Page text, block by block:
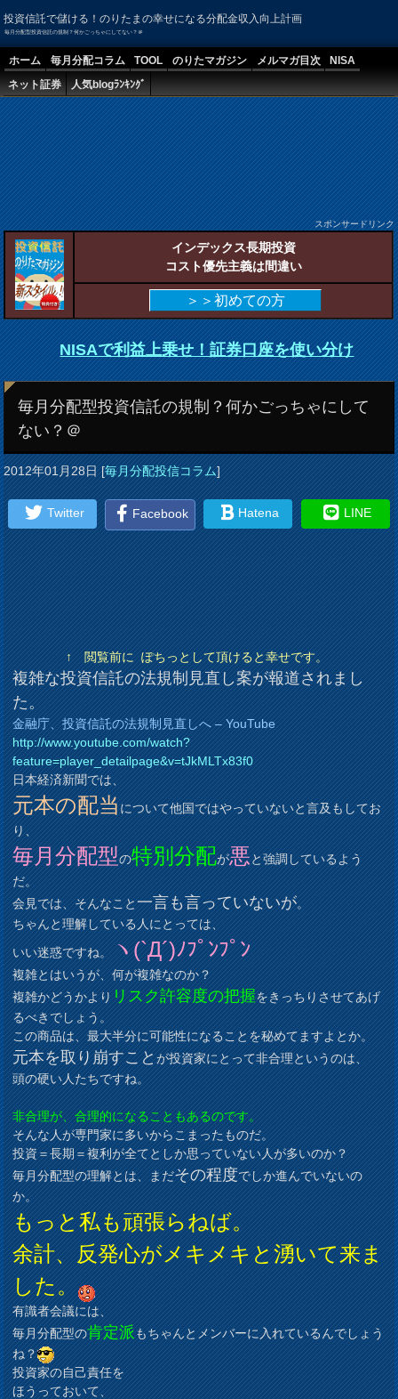
投資信託で儲ける！のりたまの幸せになる分配金収入向上計画
毎月分配型投資信託の規制？何かごっちゃにしてない？＠
ホーム 毎月分配コラム TOOL のりたマガジン メルマガ目次
NISA
ネット証券
人気blogﾗﾝｷﾝｸﾞ
スポンサードリンク
インデックス長期投資
コスト優先主義は間違い
＞＞初めての方
NISAで利益上乗せ！証券口座を使い分け
毎月分配型投資信託の規制？何かごっちゃにして
ない？＠
2012年01月28日[毎月分配投信コラム]
Twitter Facebook Hatena LINE
↑ 閲覧前に ぽちっとして頂けると幸せです。
複雑な投資信託の法規制見直し案が報道されまし
た。
金融庁、投資信託の法規制見直しへ – YouTube
http://www.youtube.com/watch?
feature=player_detailpage&v=tJkMLTx83f0
日本経済新聞では、
元本の配当について他国ではやっていないと言及もしてお
り、
毎月分配型の特別分配が悪と強調しているよう
だ。
会見では、そんなこと一言も言っていないが。
ちゃんと理解している人にとっては、
いい迷惑ですね。ヽ(`Д´)ﾉﾌﾟﾝﾌﾟﾝ
複雑とはいうが、何が複雑なのか？
複雑かどうかよりリスク許容度の把握をきっちりさせてあげ
るべきでしょう。
この商品は、最大半分に可能性になることを秘めてますよとか。
元本を取り崩すことが投資家にとって非合理というのは、
頭の硬い人たちですね。
非合理が、合理的になることもあるのです。
そんな人が専門家に多いからこまったものだ。
投資＝長期＝複利が全てとしか思っていない人が多いのか？
毎月分配型の理解とは、まだその程度でしか進んでいないの
か。
もっと私も頑張らねば。
余計、反発心がメキメキと湧いて来ま
した。
有識者会議には、
毎月分配型の肯定派もちゃんとメンバーに入れているんでしょう
ね？
投資家の自己責任を
ほうっておいて、